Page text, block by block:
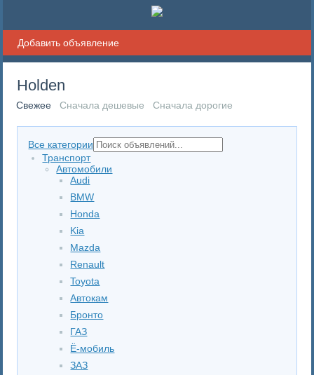
Добавить объявление
Holden
Свежее Сначала дешевые Сначала дорогие
Все категории
Транспорт
Автомобили
Audi
BMW
Honda
Kia
Mazda
Renault
Toyota
Автокам
Бронто
ГАЗ
Ё-мобиль
ЗАЗ